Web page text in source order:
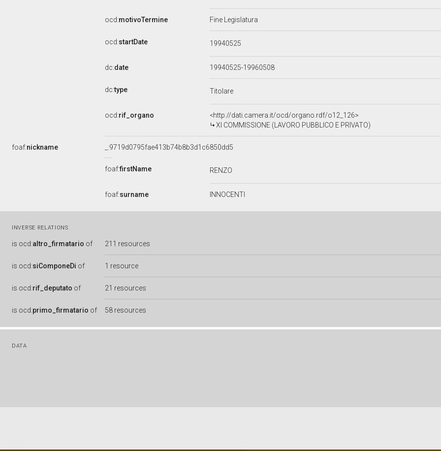
ocd:motivoTermine Fine Legislatura
ocd:startDate 19940525
dc:date 19940525-19960508
dc:type Titolare
ocd:rif_organo
<http://dati.camera.it/ocd/organo.rdf/o12_126>
XI COMMISSIONE (LAVORO PUBBLICO E PRIVATO)
foaf:nickname _:9719d0795fae413b74b8b3d1c6850dd5
foaf:firstName RENZO
foaf:surname INNOCENTI
INVERSE RELATIONS
is ocd:altro_firmatario of 211 resources
is ocd:siComponeDi of 1 resource
is ocd:rif_deputato of 21 resources
is ocd:primo_firmatario of 58 resources
DATA